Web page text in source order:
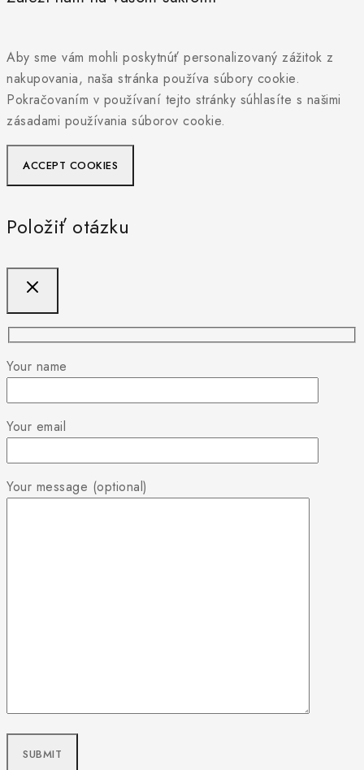
Aby sme vám mohli poskytnúť personalizovaný zážitok z
nakupovania, naša stránka používa súbory cookie.
Pokračovaním v používaní tejto stránky súhlasíte s našimi
zásadami používania súborov cookie.
ACCEPT COOKIES
Položiť otázku
Your name
Your email
Your message (optional)